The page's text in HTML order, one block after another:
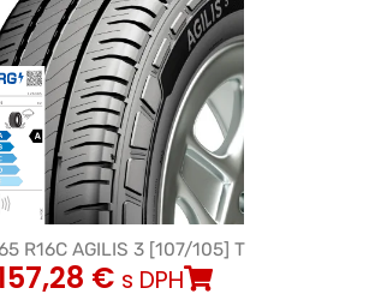
R16C AGILIS 3 [107/105] T
€ s DPH